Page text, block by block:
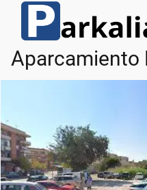
Aparcamiento